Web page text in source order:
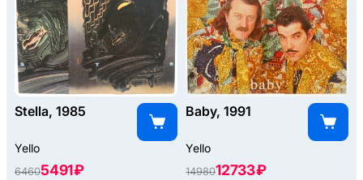
Stella, 1985
Yello
64605491 ₽
Baby, 1991
Yello
1498012733 ₽